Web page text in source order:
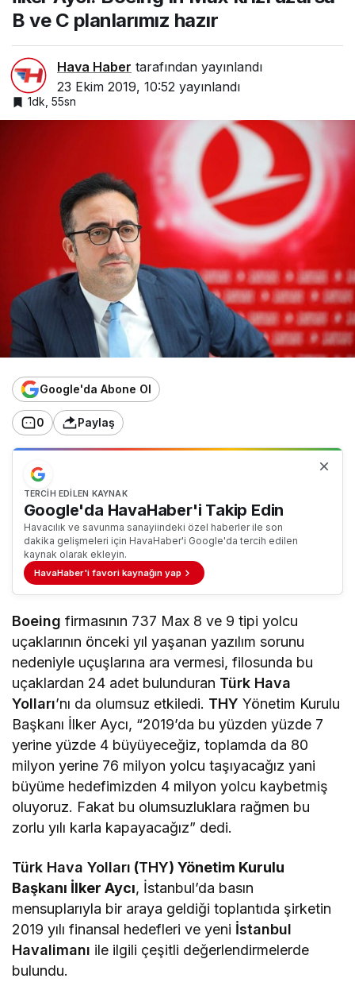
B ve C planlarımız hazır
Hava Haber tarafından yayınlandı
23 Ekim 2019, 10:52 yayınlandı
1dk, 55sn
Google'da Abone Ol
0 Paylaş
TERCIH EDILEN KAYNAK
Google'da HavaHaber'i Takip Edin
Havacılık ve savunma sanayiindeki özel haberler ile son
dakika gelişmeleri için HavaHaber'i Google'da tercih edilen
kaynak olarak ekleyin.
HavaHaber'i favori kaynağın yap
Boeing firmasının 737 Max 8 ve 9 tipi yolcu
uçaklarının önceki yıl yaşanan yazılım sorunu
nedeniyle uçuşlarına ara vermesi, filosunda bu
uçaklardan 24 adet bulunduran Türk Hava
Yolları’nı da olumsuz etkiledi. THY Yönetim Kurulu
Başkanı İlker Aycı, “2019’da bu yüzden yüzde 7
yerine yüzde 4 büyüyeceğiz, toplamda da 80
milyon yerine 76 milyon yolcu taşıyacağız yani
büyüme hedefimizden 4 milyon yolcu kaybetmiş
oluyoruz. Fakat bu olumsuzluklara rağmen bu
zorlu yılı karla kapayacağız” dedi.
Türk Hava Yolları (THY) Yönetim Kurulu
Başkanı İlker Aycı, İstanbul’da basın
mensuplarıyla bir araya geldiği toplantıda şirketin
2019 yılı finansal hedefleri ve yeni İstanbul
Havalimanı ile ilgili çeşitli değerlendirmelerde
bulundu.